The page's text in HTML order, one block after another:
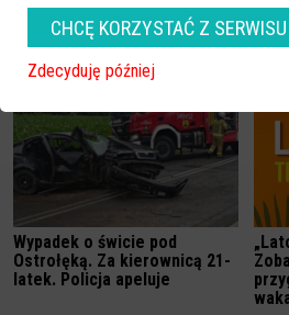
Zobacz również
Wypadek o świcie pod
Ostrołęką. Za kierownicą 21-
latek. Policja apeluje
CHCĘ KORZYSTAĆ Z
Zdecyduję później